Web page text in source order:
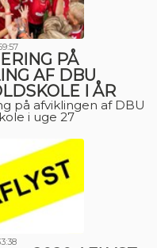
PÅ
AF DBU
I ÅR
på afviklingen af DBU
i uge 27